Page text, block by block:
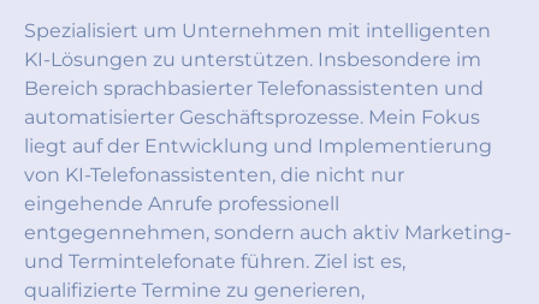
Spezialisiert um Unternehmen mit intelligenten
KI-Lösungen zu unterstützen. Insbesondere im
Bereich sprachbasierter Telefonassistenten und
automatisierter Geschäftsprozesse. Mein Fokus
liegt auf der Entwicklung und Implementierung
von KI-Telefonassistenten, die nicht nur
eingehende Anrufe professionell
entgegennehmen, sondern auch aktiv Marketing-
und Termintelefonate führen. Ziel ist es,
qualifizierte Termine zu generieren,